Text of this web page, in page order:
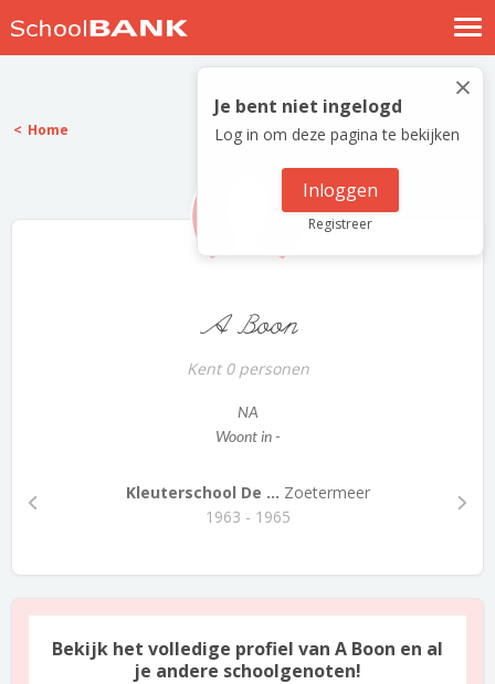
Nostalgische verhalen
Log in
Meld je gratis aan
×
Je bent niet ingelogd
Log in om deze pagina te bekijken
Inloggen
Registreer
Home
A Boon
Kent 0 personen
NA
Woont in -
Kleuterschool De ... Zoetermeer
1963 - 1965
Bekijk het volledige profiel van A Boon en al
je andere schoolgenoten!